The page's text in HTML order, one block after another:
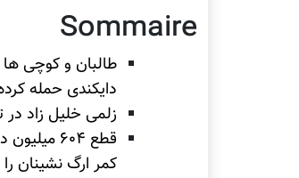
Sommaire
طالبان و کوچی
دایکندی حمله
زلمی خلیل زاد در
قطع ۶۰۴
کمر ارگ نشینان